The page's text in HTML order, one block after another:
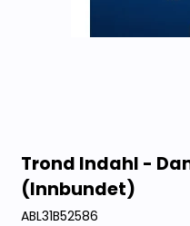
Trond Indahl -
(Innbundet)
ABL31B52586